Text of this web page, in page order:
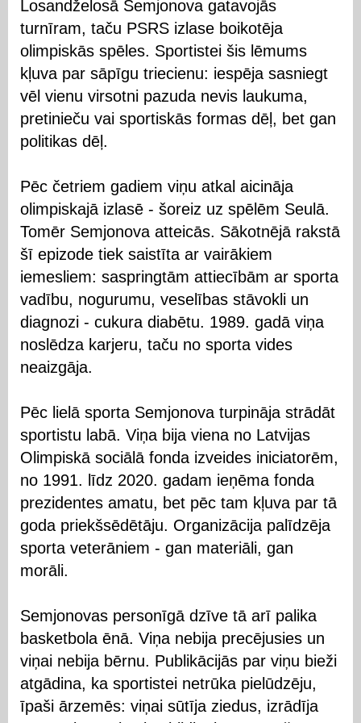
Losandželosā Semjonova gatavojās
turnīram, taču PSRS izlase boikotēja
olimpiskās spēles. Sportistei šis lēmums
kļuva par sāpīgu triecienu: iespēja sasniegt
vēl vienu virsotni pazuda nevis laukuma,
pretinieču vai sportiskās formas dēļ, bet gan
politikas dēļ.
Pēc četriem gadiem viņu atkal aicināja
olimpiskajā izlasē - šoreiz uz spēlēm Seulā.
Tomēr Semjonova atteicās. Sākotnējā rakstā
šī epizode tiek saistīta ar vairākiem
iemesliem: saspringtām attiecībām ar sporta
vadību, nogurumu, veselības stāvokli un
diagnozi - cukura diabētu. 1989. gadā viņa
noslēdza karjeru, taču no sporta vides
neaizgāja.
Pēc lielā sporta Semjonova turpināja strādāt
sportistu labā. Viņa bija viena no Latvijas
Olimpiskā sociālā fonda izveides iniciatorēm,
no 1991. līdz 2020. gadam ieņēma fonda
prezidentes amatu, bet pēc tam kļuva par tā
goda priekšsēdētāju. Organizācija palīdzēja
sporta veterāniem - gan materiāli, gan
morāli.
Semjonovas personīgā dzīve tā arī palika
basketbola ēnā. Viņa nebija precējusies un
viņai nebija bērnu. Publikācijās par viņu bieži
atgādina, ka sportistei netrūka pielūdzēju,
īpaši ārzemēs: viņai sūtīja ziedus, izrādīja